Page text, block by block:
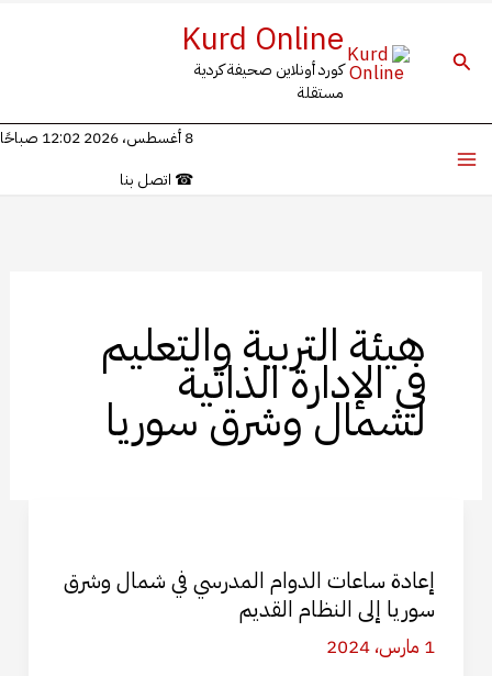
البحث Kurd Online
كورد أونلاين صحيفة كردية
مستقلة
8 أغسطس، 2026 12:02 صباحًا
☎ اتصل بنا
هيئة التربية والتعليم
في الإدارة الذاتية
لشمال وشرق سوريا
إعادة ساعات الدوام المدرسي في شمال وشرق
سوريا إلى النظام القديم
1 مارس، 2024